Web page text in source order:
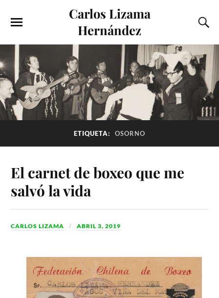
Carlos Lizama
Hernández
ETIQUETA: OSORNO
El carnet de boxeo que me
salvó la vida
CARLOS LIZAMA ABRIL 3, 2019